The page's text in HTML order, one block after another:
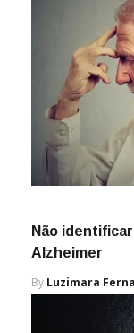
Não
Alzheimer
By Luzimara